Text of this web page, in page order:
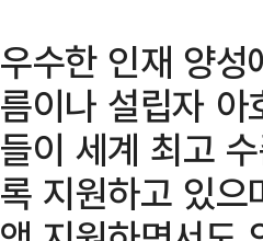
우수한 인재 양
름이나 설립자
들이 세계 최고
록 지원하고 있